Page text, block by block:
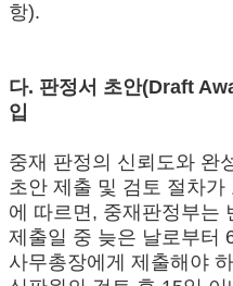
항).
다. 판정서 초안(Draft
입
중재 판정의 신뢰도와 완
초안 제출 및 검토 절차
에 따르면, 중재판정부는
제출일 중 늦은 날로부터
사무총장에게 제출해야